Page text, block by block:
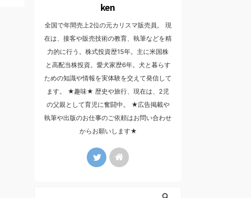
ken
全国で年間売上2位の元カリスマ販売員。 現
在は、接客や販売技術の教育、執筆などを精
力的に行う。株式投資歴15年。主に米国株
と高配当株投資。愛犬家歴6年。犬と暮らす
ための知識や情報を実体験を交えて発信して
ます。 ★趣味★ 歴史や旅行、現在は、2児
の父親として育児に奮闘中。 ★広告掲載や
執筆や出版のお仕事のご依頼はお問い合わせ
からお願いします★